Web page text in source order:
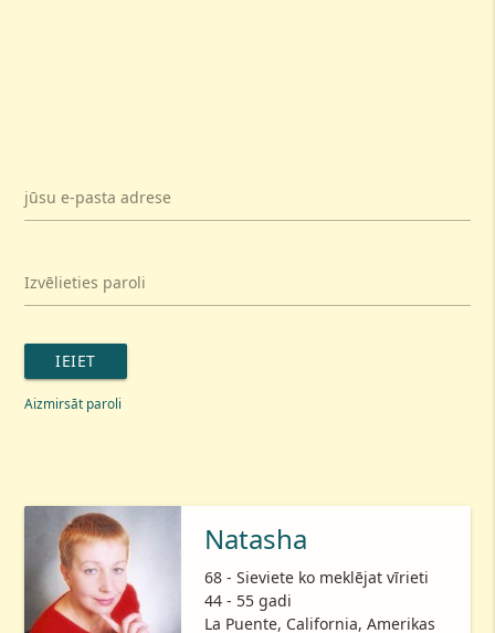
jūsu e-pasta adrese
Izvēlieties paroli
IEIET
Aizmirsāt paroli
Natasha
68 - Sieviete ko meklējat vīrieti
44 - 55 gadi
La Puente, California, Amerikas